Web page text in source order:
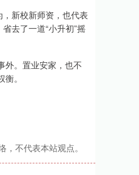
新校新师资，也代表
去了一道“小升初”摇
外。置业安家，也不
。
不代表本站观点。